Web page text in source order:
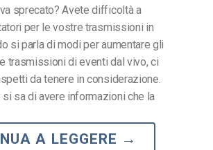
sprecato? Avete difficoltà a
per le vostre trasmissioni in
si parla di modi per aumentare gli
trasmissioni di eventi dal vivo, ci
da tenere in considerazione.
si sa di avere informazioni che la
A LEGGERE →